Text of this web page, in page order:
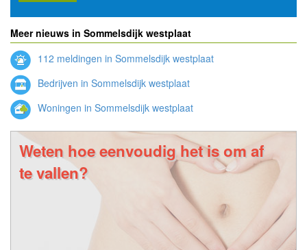
Meer nieuws in Sommelsdijk westplaat
112 meldingen in Sommelsdijk westplaat
Bedrijven in Sommelsdijk westplaat
Woningen in Sommelsdijk westplaat
Weten hoe eenvoudig het is om af
te vallen?